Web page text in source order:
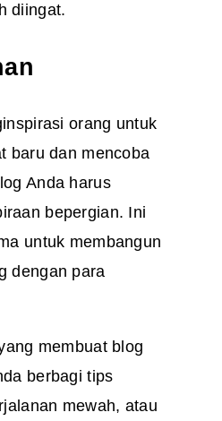
diingat.
orang untuk
baru dan mencoba
Anda harus
bepergian. Ini
untuk membangun
dengan para
membuat blog
berbagi tips
mewah, atau